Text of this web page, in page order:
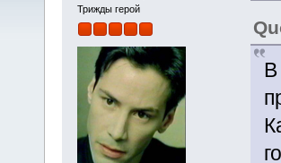
Трижды герой
В